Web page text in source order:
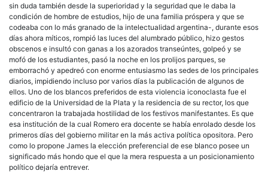
sin duda también desde la superioridad y la seguridad que le daba la
condición de hombre de estudios, hijo de una familia próspera y que se
codeaba con lo más granado de la intelectualidad argentina-, durante esos
días ahora míticos, rompió las luces del alumbrado público, hizo gestos
obscenos e insultó con ganas a los azorados transeúntes, golpeó y se
mofó de los estudiantes, pasó la noche en los prolijos parques, se
emborrachó y apedreó con enorme entusiasmo las sedes de los principales
diarios, impidiendo incluso por varios días la publicación de algunos de
ellos. Uno de los blancos preferidos de esta violencia iconoclasta fue el
edificio de la Universidad de la Plata y la residencia de su rector, los que
concentraron la trabajada hostilidad de los festivos manifestantes. Es que
esa institución de la cual Romero era docente se había enrolado desde los
primeros días del gobierno militar en la más activa política opositora. Pero
como lo propone James la elección preferencial de ese blanco posee un
significado más hondo que el que la mera respuesta a un posicionamiento
político dejaría entrever.